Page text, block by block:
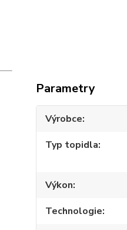
Parametry
Výrobce
Typ topidla
Výkon
Technologie